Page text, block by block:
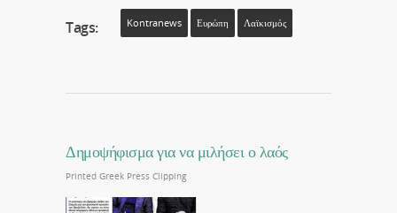
Tags: Kontranews Ευρώπη Λαϊκισμός
Δημοψήφισμα για να μιλήσει ο λαός
Printed Greek Press Clipping